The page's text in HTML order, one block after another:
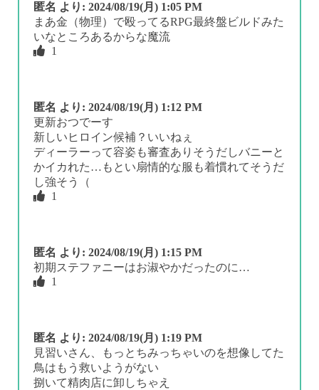
匿名 より: 2024/08/19(月) 1:05 PM
まあ金（物理）で殴ってるRPG最終盤ビルドみた
いなところあるからな魔流
1
匿名 より: 2024/08/19(月) 1:12 PM
更新おつでーす
新しいヒロイン候補？いいねぇ
ディーラーって容姿も審査ありそうだしバニーと
かイカれた…もとい扇情的な服も着慣れてそうだ
し強そう（
1
匿名 より: 2024/08/19(月) 1:15 PM
初期ステファニーはお淑やかだったのに…
1
匿名 より: 2024/08/19(月) 1:19 PM
見習いさん、もっとちみっちゃいのを想像してた
鳥はもう救いようがない
捌いて精肉店に卸しちゃえ